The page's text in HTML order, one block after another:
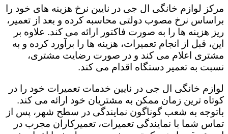
مرکز لوازم خانگی ال جی در نایین نرخ هزینه های خود را
براساس نرخ مصوب دولتی محاسبه کرده و بعد از تعمیر،
ریز هزینه ها را به صورت فاکتور ارائه می کند. علاوه بر
این، قبل از انجام تعمیرات، هزینه ها را برآورد کرده و به
مشتری اعلام می کند و در صورت رضایت مشتری،
نسبت به تعمیر دستگاه اقدام می کند.
لوازم خانگی ال جی در نایین خدمات تعمیرات خود را در
کوتاه ترین زمان ممکن به مشتریان خود ارائه می کند.
باتوجه به شعب گوناگون نمایندگی در سطح شهر، پس از
تماس شما با نمایندگی تعمیرات، تعمیرکاران مجرب در